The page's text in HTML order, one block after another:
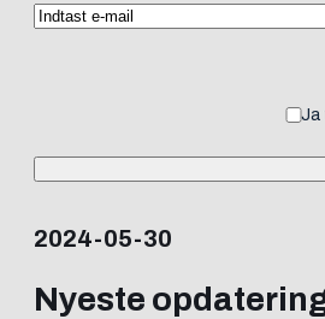
Ja
2024-05-30
Nyeste